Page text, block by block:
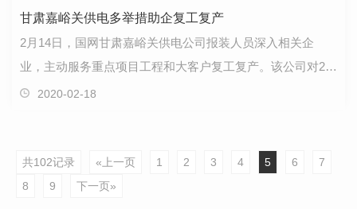
甘肃嘉峪关供电多举措助企复工复产
2月14日，国网甘肃嘉峪关供电公司报装人员深入相关企
业，主动服务重点项目工程和大客户复工复产。该公司对21
个大客户复产情况进行摸排，了解客户复工复产过程中存…
2020-02-18
共102记录 «上一页 1 2 3 4 5 6
7
8
9 下一页»